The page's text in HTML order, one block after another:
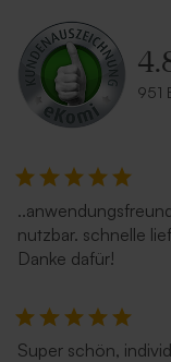
Rosa Umschlag
Neu
Umschlag in
951
nutzbar. schnelle
Danke dafür!
Super schön,